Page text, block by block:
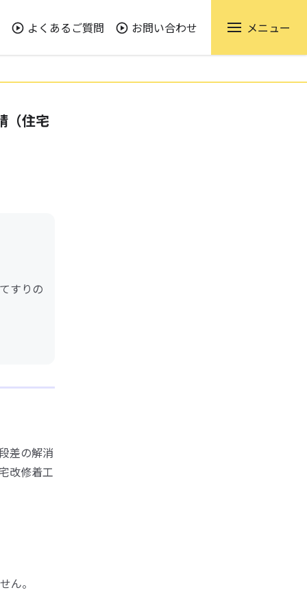
よくあるご質問 お問い合わせ メニュー
（住宅
すりの
差の解消
改修着工
ん。